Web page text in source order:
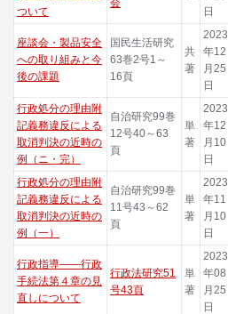
ついて
会
日
座談会・製品安全
への取り組みと今
後の課題
国民生活研究
63巻2号1～
16頁
共
著
2023
年12
月25
日
行政処分の理由附
記義務違反による
取消判決の近時の
例（ニ・完）
自治研究99巻
12号40～63
頁
単
著
2023
年12
月10
日
行政処分の理由附
記義務違反による
取消判決の近時の
例（一）
自治研究99巻
11号43～62
頁
単
著
2023
年11
月10
日
行政指導――行政
手続法第４章の見
直しについて
行政法研究51
号43頁
単
著
2023
年08
月25
日